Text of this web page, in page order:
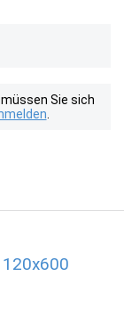
Sie sich